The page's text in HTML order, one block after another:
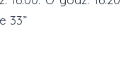
33”